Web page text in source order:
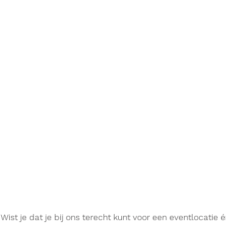
Wist je dat je bij ons terecht kunt voor een eventlocatie